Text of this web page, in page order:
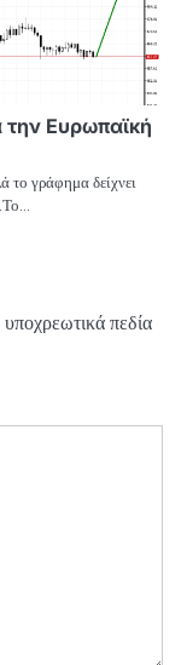
Ευρωπαϊκή
το γράφημα δείχνει
πεδία